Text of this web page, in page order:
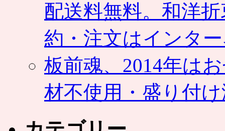
配送料無料。和洋
約・注文はインタ
板前魂、2014年は
材不使用・盛り付